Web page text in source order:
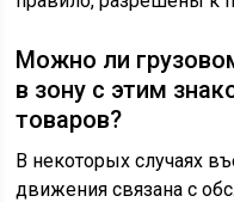
Можно ли
в зону с этим
товаров?
В некоторых случаях
движения связана с